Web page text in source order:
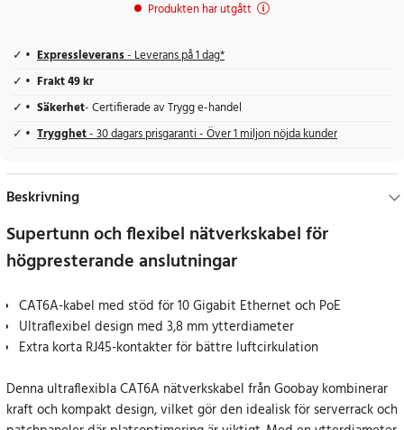
Produkten har utgått
Expressleverans- Leverans på 1 dag*
Frakt 49 kr
Säkerhet- Certifierade av Trygg e-handel
Trygghet- 30 dagars prisgaranti - Över 1 miljon nöjda kunder
Beskrivning
Supertunn och flexibel nätverkskabel för
högpresterande anslutningar
CAT6A-kabel med stöd för 10 Gigabit Ethernet och PoE
Ultraflexibel design med 3,8 mm ytterdiameter
Extra korta RJ45-kontakter för bättre luftcirkulation
Denna ultraflexibla CAT6A nätverkskabel från Goobay kombinerar
kraft och kompakt design, vilket gör den idealisk för serverrack och